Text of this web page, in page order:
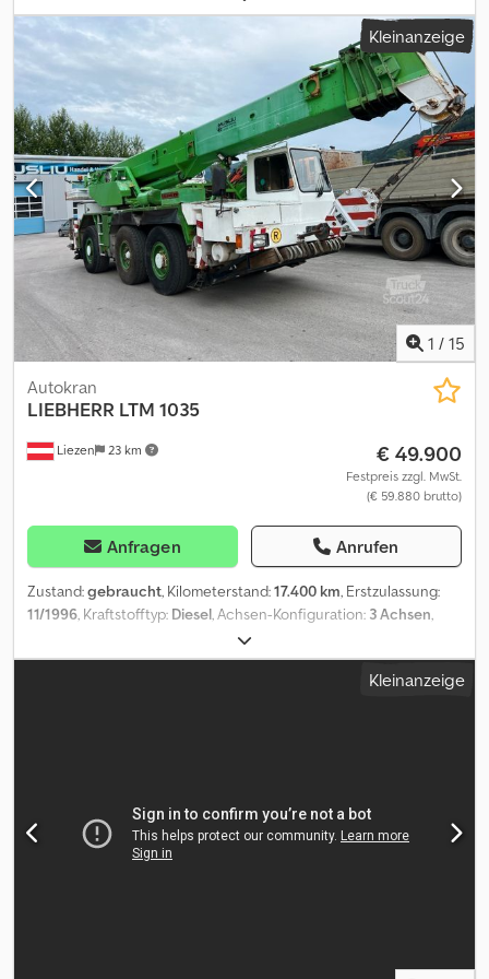
erhalten.
Kleinanzeige
1 / 15
Liezen 23 km
Autokran
LIEBHERR LTM 1035
€ 49.900
Festpreis zzgl. MwSt.
(€ 59.880 brutto)
Anfragen Anrufen
Zustand:gebraucht, Kilometerstand:17.400 km, Erstzulassung:
11/1996, Kraftstofftyp: Diesel, Achsen-Konfiguration: 3 Achsen,
, Baujahr:
Cjdpfx Anetwh Tfeksrf
Kleinanzeige